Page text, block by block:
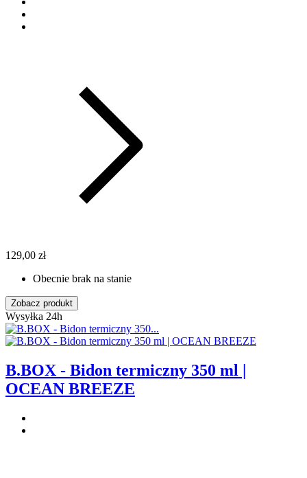
129,00 zł
Obecnie brak na stanie
Zobacz produkt
Wysyłka 24h
B.BOX - Bidon termiczny 350 ml |
OCEAN BREEZE